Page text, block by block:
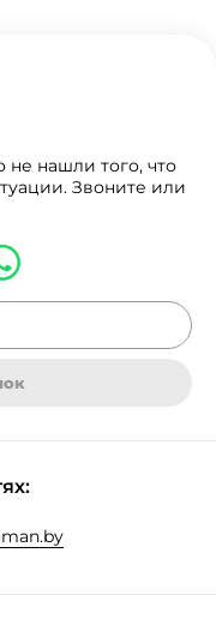
не нашли того, что
Звоните или